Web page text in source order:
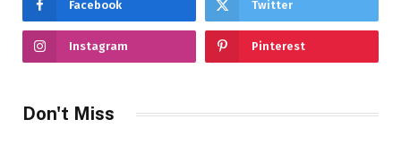
Facebook Twitter
Instagram Pinterest
Don't Miss